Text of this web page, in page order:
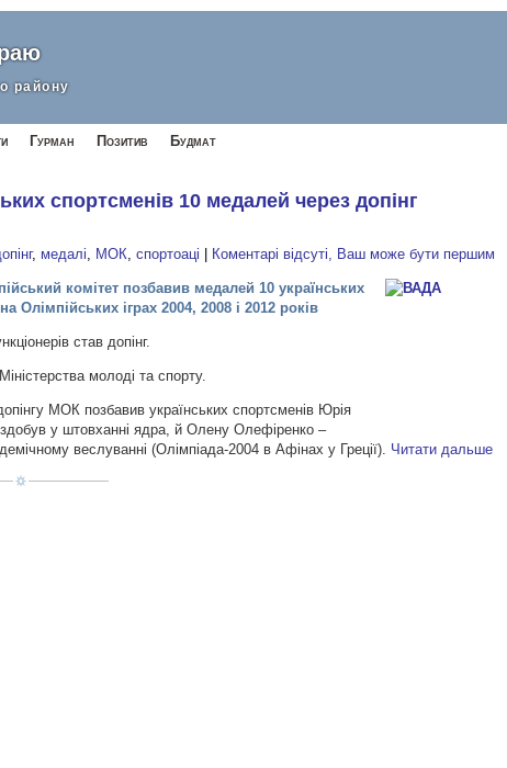
району
Гурман Позитив Будмат
спортсменів 10 медалей через допінг
, медалі, МОК,спортоаці Коментарі відсуті, Ваш може бути першим
комітет позбавив медалей 10 українських
Олімпійських іграх 2004, 2008 і 2012 років
став допінг.
молоді та спорту.
МОК позбавив українських спортсменів Юрія
здобув у штовханні ядра, й Олену Олефіренко –
веслуванні (Олімпіада-2004 в Афінах у Греції). Читати дальше